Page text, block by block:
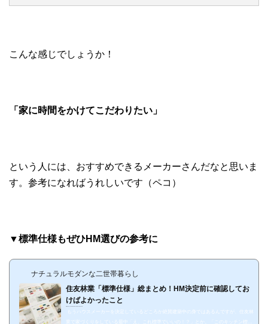
こんな感じでしょうか！
「家に時間をかけてこだわりたい」
という人には、おすすめできるメーカーさんだなと思いま
す。参考になればうれしいです（ペコ）
▼標準仕様もぜひHM選びの参考に
ナチュラルモダンな二世帯暮らし
住友林業「標準仕様」総まとめ！HM決定前に確認してお
けばよかったこと
もうハウスメーカーを決定しているどころか絶賛建築中の身ではあるんですが、住友林
業で家づくりをしている最中「え、これ標準でいいの！？」とか。「このキッチン標準